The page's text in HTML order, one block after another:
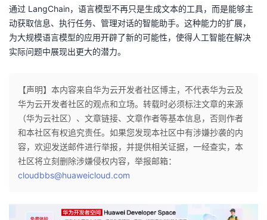
通过 LangChain，语言模型不再只是生成文本的工具，而是能够主
动获取信息、执行任务、管理对话的智能助手。这种能力的扩展，
为大规模语言模型的应用开辟了新的可能性，使得人工智能在解决
实际问题中展现出更大的潜力。
【声明】本内容来自华为云开发者社区博主，不代表华为云及
华为云开发者社区的观点和立场。转载时必须标注文章的来源
（华为云社区）、文章链接、文章作者等基本信息，否则作者
和本社区有权追究责任。如果您发现本社区中有涉嫌抄袭的内
容，欢迎发送邮件进行举报，并提供相关证据，一经查实，本
社区将立刻删除涉嫌侵权内容，举报邮箱：
cloudbbs@huaweicloud.com